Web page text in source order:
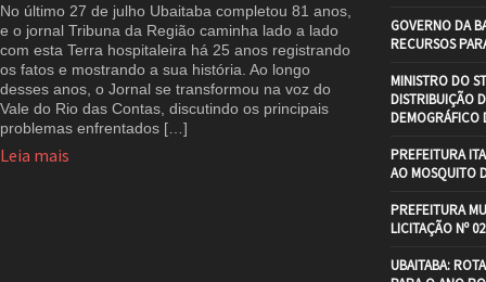
No último 27 de julho Ubaitaba completou 81 anos,
e o jornal Tribuna da Região caminha lado a lado
com esta Terra hospitaleira há 25 anos registrando
os fatos e mostrando a sua história. Ao longo
desses anos, o Jornal se transformou na voz do
Vale do Rio das Contas, discutindo os principais
problemas enfrentados […]
Leia mais
GOVERNO DA
RECURSOS
MINISTRO DO
DISTRIBUIÇÃO
DEMOGRÁFICO
PREFEITURA
AO MOSQUITO
PREFEITURA
LICITAÇÃO Nº
UBAITABA: